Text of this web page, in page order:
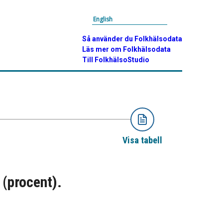
English
Så använder du Folkhälsodata
Läs mer om Folkhälsodata
Till FolkhälsoStudio
Visa tabell